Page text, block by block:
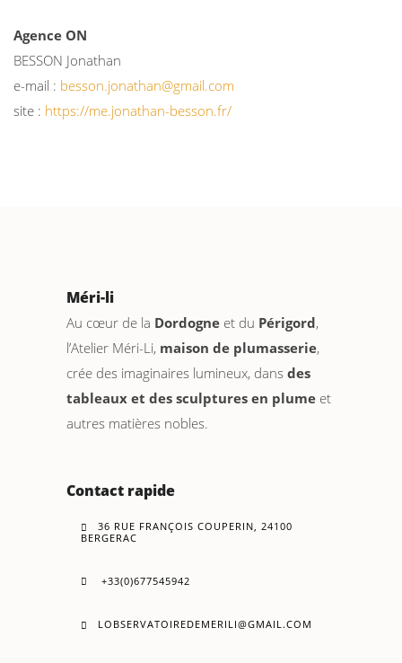
Agence ON
BESSON Jonathan
e-mail : besson.jonathan@gmail.com
site : https://me.jonathan-besson.fr/
Méri-li
Au cœur de la Dordogne et du Périgord,
l’Atelier Méri-Li, maison de plumasserie,
crée des imaginaires lumineux, dans des
tableaux et des sculptures en plume et
autres matières nobles.
Contact rapide
36 RUE FRANÇOIS COUPERIN, 24100
BERGERAC
+33(0)677545942
LOBSERVATOIREDEMERILI@GMAIL.COM